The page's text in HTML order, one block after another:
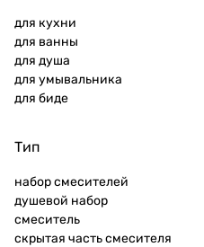
для кухни
для ванны
для душа
для умывальника
для биде
Тип
набор смесителей
душевой набор
смеситель
скрытая часть смесителя